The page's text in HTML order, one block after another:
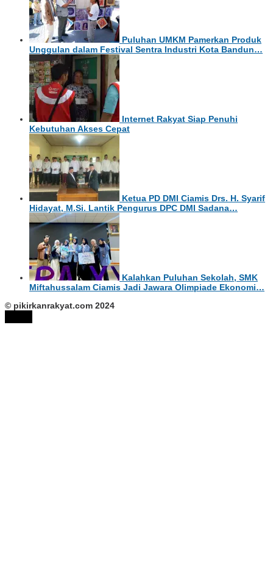
Puluhan UMKM Pamerkan Produk
Unggulan dalam Festival Sentra Industri Kota Bandun…
Internet Rakyat Siap Penuhi
Kebutuhan Akses Cepat
Ketua PD DMI Ciamis Drs. H. Syarif
Hidayat, M.Si. Lantik Pengurus DPC DMI Sadana…
Kalahkan Puluhan Sekolah, SMK
Miftahussalam Ciamis Jadi Jawara Olimpiade Ekonomi…
© pikirkanrakyat.com 2024